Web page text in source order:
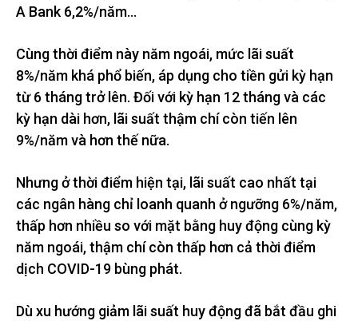
A Bank 6,2%/năm…
Cùng thời điểm này năm ngoái, mức lãi suất
8%/năm khá phổ biến, áp dụng cho tiền gửi kỳ hạn
từ 6 tháng trở lên. Đối với kỳ hạn 12 tháng và các
kỳ hạn dài hơn, lãi suất thậm chí còn tiến lên
9%/năm và hơn thế nữa.
Nhưng ở thời điểm hiện tại, lãi suất cao nhất tại
các ngân hàng chỉ loanh quanh ở ngưỡng 6%/năm,
thấp hơn nhiều so với mặt bằng huy động cùng kỳ
năm ngoái, thậm chí còn thấp hơn cả thời điểm
dịch COVID-19 bùng phát.
Dù xu hướng giảm lãi suất huy động đã bắt đầu ghi